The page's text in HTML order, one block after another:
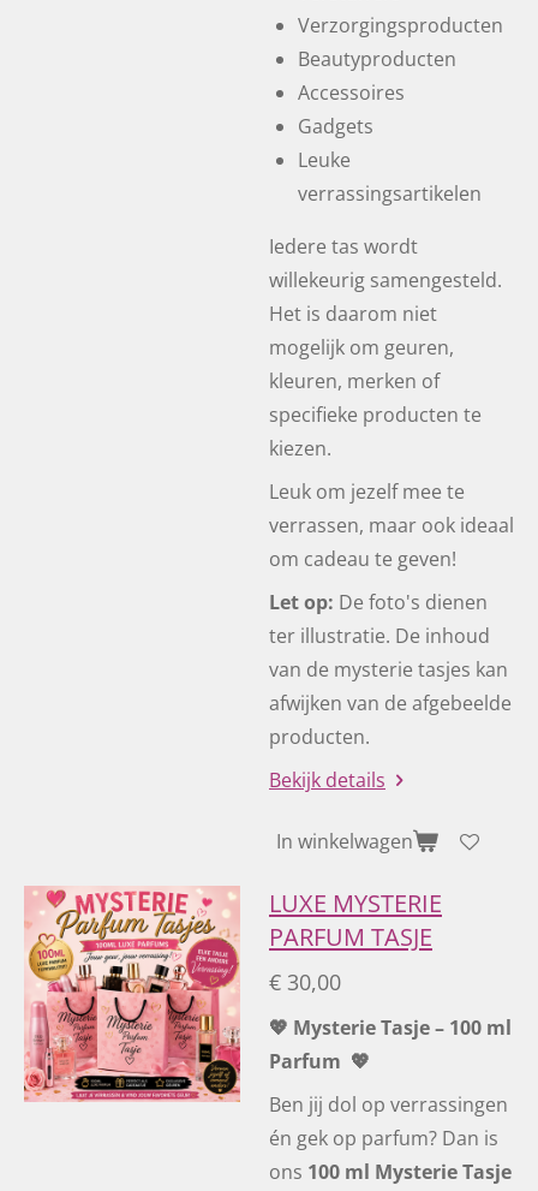
Verzorgingsproducten
Beautyproducten
Accessoires
Gadgets
Leuke
verrassingsartikelen
Iedere tas wordt
willekeurig samengesteld.
Het is daarom niet
mogelijk om geuren,
kleuren, merken of
specifieke producten te
kiezen.
Leuk om jezelf mee te
verrassen, maar ook ideaal
om cadeau te geven!
Let op: De foto's dienen
ter illustratie. De inhoud
van de mysterie tasjes kan
afwijken van de afgebeelde
producten.
Bekijk details
In winkelwagen
LUXE MYSTERIE
PARFUM TASJE
€ 30,00
💖 Mysterie Tasje – 100 ml
Parfum 💖
Ben jij dol op verrassingen
én gek op parfum? Dan is
ons 100 ml Mysterie Tasje